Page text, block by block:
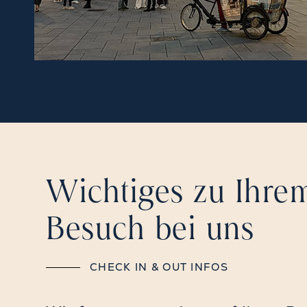
Wichtiges zu
Besuch bei uns
CHECK IN & OUT INFOS